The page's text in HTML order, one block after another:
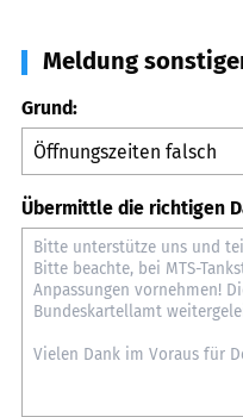
Meldung
Grund:
Übermittle die richtigen